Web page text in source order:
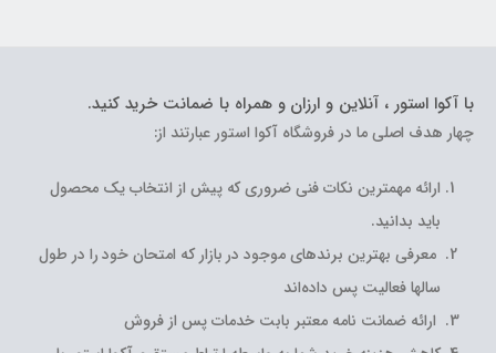
با آکوا استور ، آنلاین و ارزان و همراه با ضمانت خرید کنید.
چهار هدف اصلی ما در فروشگاه آکوا استور عبارتند از:
ارائه مهمترین نکات فنی ضروری که پیش از انتخاب یک محصول
باید بدانید.
معرفی بهترین برندهای موجود در بازار که امتحان خود را در طول
سالها فعالیت پس داده‌اند
ارائه ضمانت نامه معتبر بابت خدمات پس از فروش